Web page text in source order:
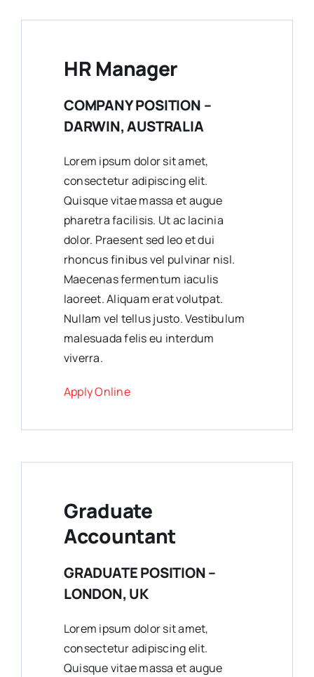
HR Manager
COMPANY POSITION –
DARWIN, AUSTRALIA
Lorem ipsum dolor sit amet,
consectetur adipiscing elit.
Quisque vitae massa et augue
pharetra facilisis. Ut ac lacinia
dolor. Praesent sed leo et dui
rhoncus finibus vel pulvinar nisl.
Maecenas fermentum iaculis
laoreet. Aliquam erat volutpat.
Nullam vel tellus justo. Vestibulum
malesuada felis eu interdum
viverra.
Apply Online
Graduate
Accountant
GRADUATE POSITION –
LONDON, UK
Lorem ipsum dolor sit amet,
consectetur adipiscing elit.
Quisque vitae massa et augue